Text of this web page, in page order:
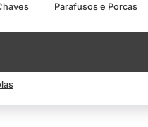
Parafusos e Porcas